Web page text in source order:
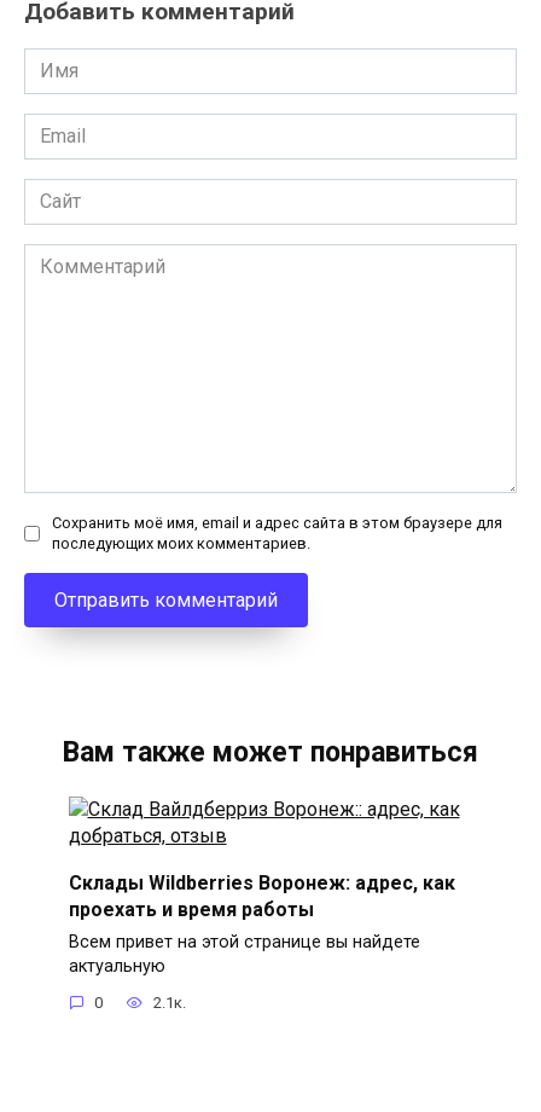
Добавить комментарий
Имя
Email
Сайт
Комментарий
Сохранить моё имя, email и адрес сайта в этом браузере для
последующих моих комментариев.
Вам также может понравиться
Склады Wildberries Воронеж: адрес, как
проехать и время работы
Всем привет на этой странице вы найдете
актуальную
0 2.1к.